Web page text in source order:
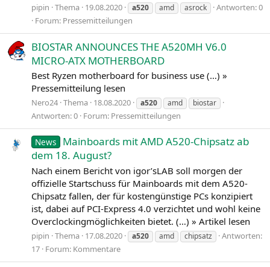
pipin Thema 19.08.2020 a520 amd asrock
Antworten: 0
Forum: Pressemitteilungen
BIOSTAR ANNOUNCES THE A520MH V6.0
MICRO-ATX MOTHERBOARD
Best Ryzen motherboard for business use (…) »
Pressemitteilung lesen
Nero24 Thema 18.08.2020 a520 amd biostar
Antworten: 0 Forum: Pressemitteilungen
News
Mainboards mit AMD A520-Chipsatz ab
dem 18. August?
Nach einem Bericht von igor’sLAB soll morgen der
offizielle Startschuss für Mainboards mit dem A520-
Chipsatz fallen, der für kostengünstige PCs konzipiert
ist, dabei auf PCI-Express 4.0 verzichtet und wohl keine
Overclockingmöglichkeiten bietet. (…) » Artikel lesen
pipin Thema 17.08.2020 a520 amd chipsatz
Antworten:
17 Forum: Kommentare